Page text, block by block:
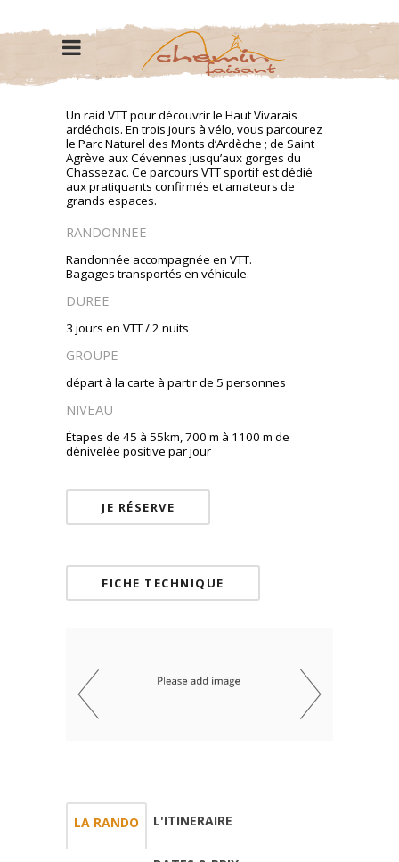
DESCRIPTIF SEJOUR
Un raid VTT pour découvrir le Haut Vivarais
ardéchois. En trois jours à vélo, vous parcourez
le Parc Naturel des Monts d’Ardèche ; de Saint
Agrève aux Cévennes jusqu’aux gorges du
Chassezac. Ce parcours VTT sportif est dédié
aux pratiquants confirmés et amateurs de
grands espaces.
RANDONNEE
Randonnée accompagnée en VTT.
Bagages transportés en véhicule.
DUREE
3 jours en VTT / 2 nuits
GROUPE
départ à la carte à partir de 5 personnes
NIVEAU
Étapes de 45 à 55km, 700 m à 1100 m de
dénivelée positive par jour
JE RÉSERVE
FICHE TECHNIQUE